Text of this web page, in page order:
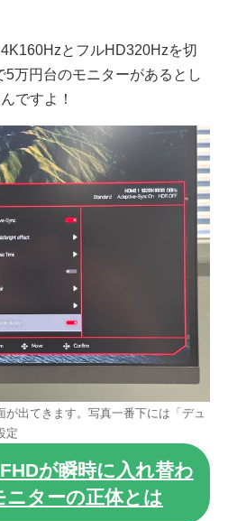
とフルHD320Hzを切
5万円台のモニターがあるとし
ですよ！
出てきます。写真一番下には「デュ
定
が瞬時に入れ替わ
ニターの正体とは